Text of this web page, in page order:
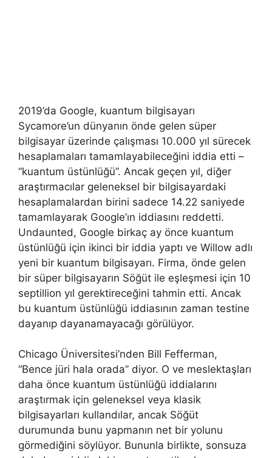
2019’da Google, kuantum bilgisayarı
Sycamore’un dünyanın önde gelen süper
bilgisayar üzerinde çalışması 10.000 yıl sürecek
hesaplamaları tamamlayabileceğini iddia etti –
“kuantum üstünlüğü”. Ancak geçen yıl, diğer
araştırmacılar geleneksel bir bilgisayardaki
hesaplamalardan birini sadece 14.22 saniyede
tamamlayarak Google’ın iddiasını reddetti.
Undaunted, Google birkaç ay önce kuantum
üstünlüğü için ikinci bir iddia yaptı ve Willow adlı
yeni bir kuantum bilgisayarı. Firma, önde gelen
bir süper bilgisayarın Söğüt ile eşleşmesi için 10
septillion yıl gerektireceğini tahmin etti. Ancak
bu kuantum üstünlüğü iddiasının zaman testine
dayanıp dayanamayacağı görülüyor.
Chicago Üniversitesi’nden Bill Fefferman,
“Bence jüri hala orada” diyor. O ve meslektaşları
daha önce kuantum üstünlüğü iddialarını
araştırmak için geleneksel veya klasik
bilgisayarları kullandılar, ancak Söğüt
durumunda bunu yapmanın net bir yolunu
görmediğini söylüyor. Bununla birlikte, sonsuza